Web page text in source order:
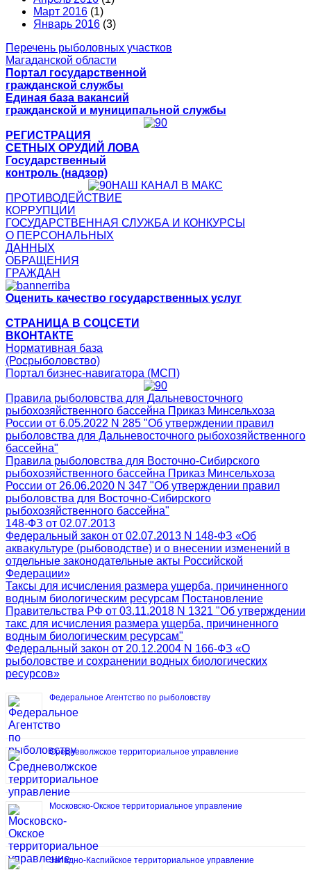
Март 2016 (1)
Январь 2016 (3)
Перечень рыболовных участков
Магаданской области
Портал государственной
гражданской службы
Единая база вакансий
гражданской и муниципальной службы
РЕГИСТРАЦИЯ
СЕТНЫХ ОРУДИЙ ЛОВА
Государственный
контроль (надзор)
НАШ КАНАЛ В МАКС
ПРОТИВОДЕЙСТВИЕ
КОРРУПЦИИ
ГОСУДАРСТВЕННАЯ СЛУЖБА И КОНКУРСЫ
О ПЕРСОНАЛЬНЫХ
ДАННЫХ
ОБРАЩЕНИЯ
ГРАЖДАН
Оценить качество государственных услуг
СТРАНИЦА В СОЦСЕТИ
ВКОНТАКТЕ
Нормативная база
(Росрыболовство)
Портал бизнес-навигатора (МСП)
Правила рыболовства для Дальневосточного
рыбохозяйственного бассейна Приказ Минсельхоза
России от 6.05.2022 N 285 "Об утверждении правил
рыболовства для Дальневосточного рыбохозяйственного
бассейна"
Правила рыболовства для Восточно-Сибирского
рыбохозяйственного бассейна Приказ Минсельхоза
России от 26.06.2020 N 347 "Об утверждении правил
рыболовства для Восточно-Сибирского
рыбохозяйственного бассейна"
148-ФЗ от 02.07.2013
Федеральный закон от 02.07.2013 N 148-ФЗ «Об
аквакультуре (рыбоводстве) и о внесении изменений в
отдельные законодательные акты Российской
Федерации»
Таксы для исчисления размера ущерба, причиненного
водным биологическим ресурсам Постановление
Правительства РФ от 03.11.2018 N 1321 "Об утверждении
такс для исчисления размера ущерба, причиненного
водным биологическим ресурсам"
Федеральный закон от 20.12.2004 N 166-ФЗ «О
рыболовстве и сохранении водных биологических
ресурсов»
Федеральное Агентство по рыболовству
Средневолжское территориальное управление
Московско-Окское территориальное управление
Западно-Каспийское территориальное управление